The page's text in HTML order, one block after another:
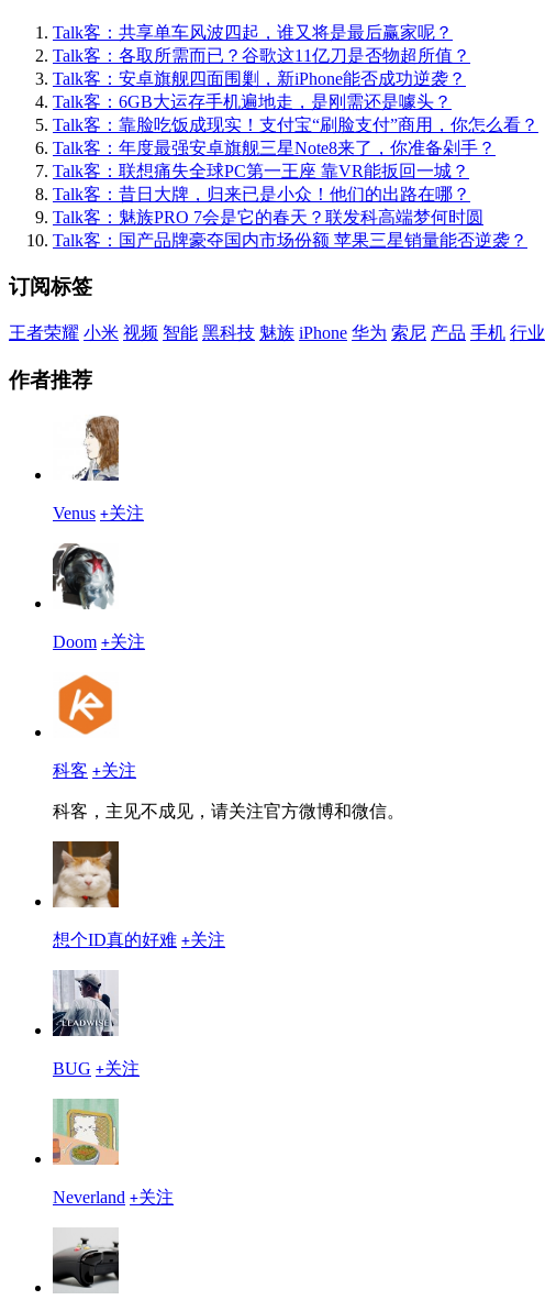
Talk客：共享单车风波四起，谁又将是最后赢家呢？
Talk客：各取所需而已？谷歌这11亿刀是否物超所值？
Talk客：安卓旗舰四面围剿，新iPhone能否成功逆袭？
Talk客：6GB大运存手机遍地走，是刚需还是噱头？
Talk客：靠脸吃饭成现实！支付宝“刷脸支付”商用，你怎么看？
Talk客：年度最强安卓旗舰三星Note8来了，你准备剁手？
Talk客：联想痛失全球PC第一王座 靠VR能扳回一城？
Talk客：昔日大牌，归来已是小众！他们的出路在哪？
Talk客：魅族PRO 7会是它的春天？联发科高端梦何时圆
Talk客：国产品牌豪夺国内市场份额 苹果三星销量能否逆袭？
订阅标签
王者荣耀 小米 视频 智能 黑科技 魅族 iPhone 华为 索尼 产品 手机 行业
作者推荐
Venus +关注
Doom +关注
科客 +关注
科客，主见不成见，请关注官方微博和微信。
想个ID真的好难 +关注
BUG +关注
Neverland +关注